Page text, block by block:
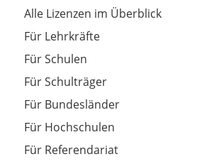
Alle Lizenzen im Überblick
Für Lehrkräfte
Für Schulen
Für Schulträger
Für Bundesländer
Für Hochschulen
Für Referendariat